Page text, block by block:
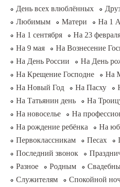
День всех влюблённых
Любимым
Матери На 1
На 1 сентября
На 23
На 9 мая
На Вознесение
На День России
На День
На Крещение Господне
На
На Новый Год
На Пасху
На Татьянин день
На
На новоселье
На
На рождение ребёнка
На
Первоклассникам
Песах
Последний звонок
Разное
Родным
Служителям
Спокойной